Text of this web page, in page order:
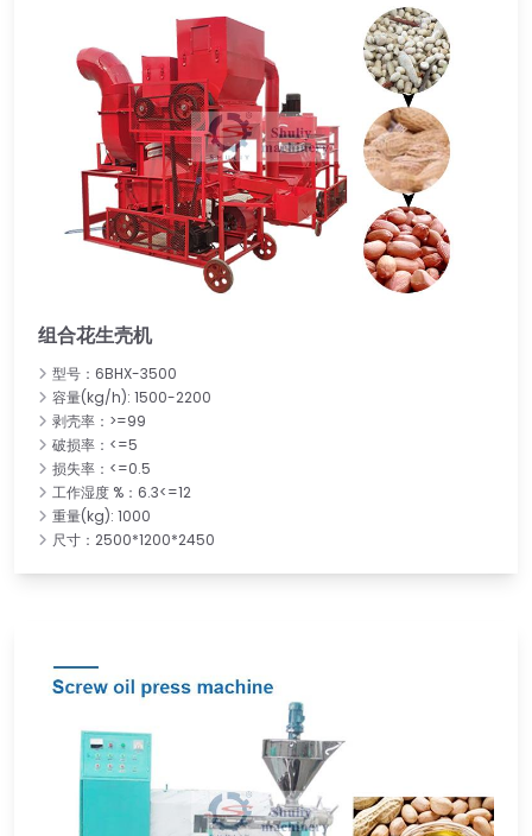
组合花生壳机
型号：6BHX-3500
容量(kg/h): 1500-2200
剥壳率：>=99
破损率：<=5
损失率：<=0.5
工作湿度 %：6.3<=12
重量(kg): 1000
尺寸：2500*1200*2450